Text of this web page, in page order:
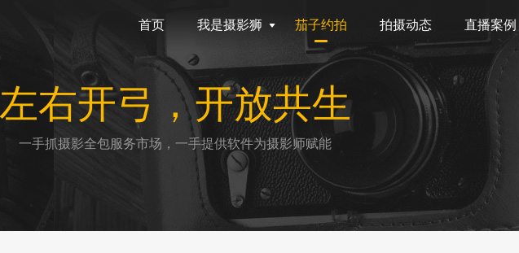
首页 我是摄影狮 茄子约拍 拍摄动态 直播案例
左右开弓，开放共生
一手抓摄影全包服务市场，一手提供软件为摄影师赋能